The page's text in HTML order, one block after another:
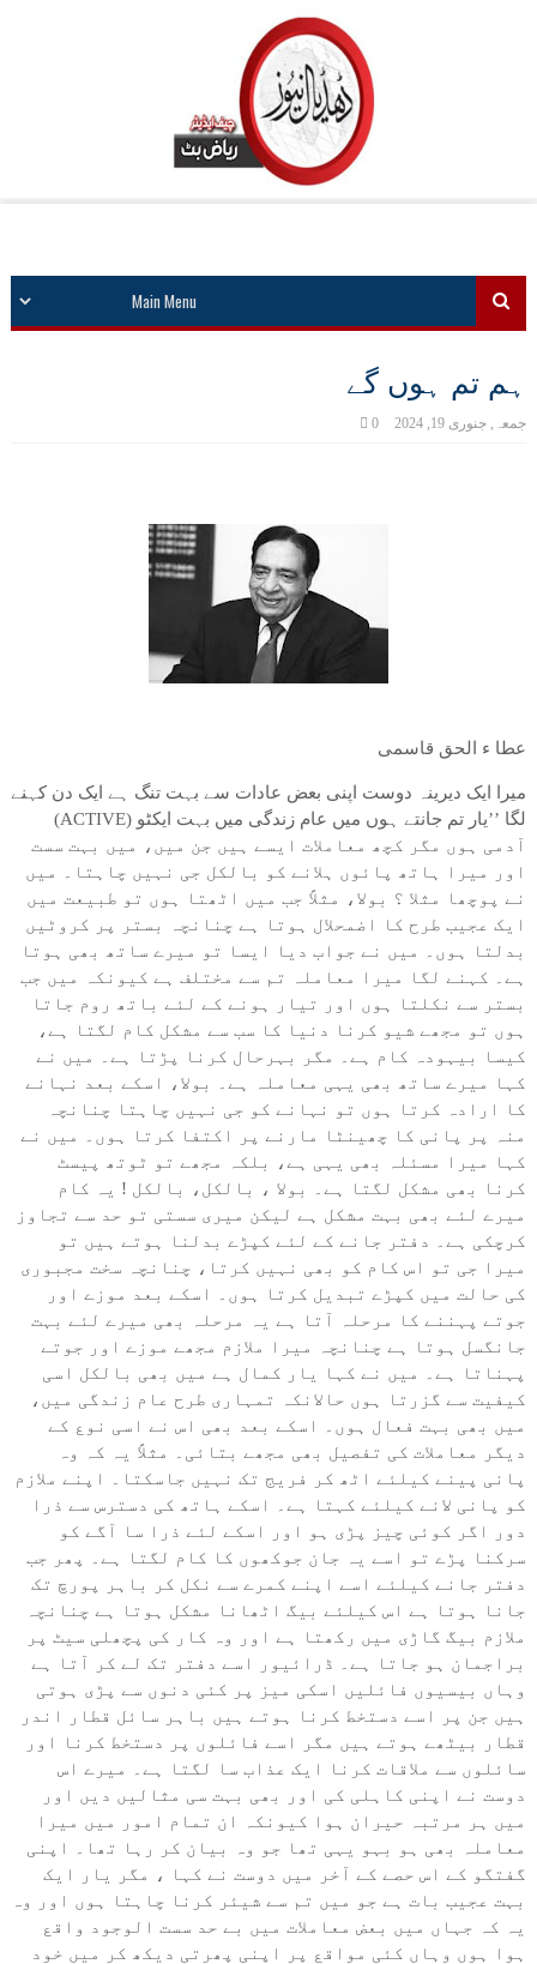
ہم تم ہوں گے
جمعہ, جنوری 19, 2024 0
عطا ء الحق قاسمی
میرا ایک دیرینہ دوست اپنی بعض عادات سے بہت تنگ ہے ایک دن کہنے
لگا ’’یار تم جانتے ہوں میں عام زندگی میں بہت ایکٹو (ACTIVE)
آدمی ہوں مگر کچھ معاملات ایسے ہیں جن میں، میں بہت سست
اور میرا ہاتھ پائوں ہلانے کو بالکل جی نہیں چاہتا۔ میں
نے پوچھا مثلا ؟ بولا، مثلاً جب میں اٹھتا ہوں تو طبیعت میں
ایک عجیب طرح کا اضمحلال ہوتا ہے چنانچہ بستر پر کروٹیں
بدلتا ہوں۔ میں نے جواب دیا ایسا تو میرے ساتھ بھی ہوتا
ہے۔ کہنے لگا میرا معاملہ تم سے مختلف ہے کیونکہ میں جب
بستر سے نکلتا ہوں اور تیار ہونے کے لئے باتھ روم جاتا
ہوں تو مجھے شیو کرنا دنیا کا سب سے مشکل کام لگتا ہے،
کیسا بیہودہ کام ہے۔ مگر بہرحال کرنا پڑتا ہے۔ میں نے
کہا میرے ساتھ بھی یہی معاملہ ہے۔ بولا، اسکے بعد نہانے
کا ارادہ کرتا ہوں تو نہانے کو جی نہیں چاہتا چنانچہ
منہ پر پانی کا چھینٹا مارنے پر اکتفا کرتا ہوں۔ میں نے
کہا میرا مسئلہ بھی یہی ہے، بلکہ مجھے تو ٹوتھ پیسٹ
کرنا بھی مشکل لگتا ہے۔ بولا ، بالکل، بالکل ! یہ کام
میرے لئے بھی بہت مشکل ہے لیکن میری سستی تو حد سے تجاوز
کرچکی ہے۔ دفتر جانے کے لئے کپڑے بدلنا ہوتے ہیں تو
میرا جی تو اس کام کو بھی نہیں کرتا، چنانچہ سخت مجبوری
کی حالت میں کپڑے تبدیل کرتا ہوں۔ اسکے بعد موزے اور
جوتے پہننے کا مرحلہ آتا ہے یہ مرحلہ بھی میرے لئے بہت
جانگسل ہوتا ہے چنانچہ میرا ملازم مجھے موزے اور جوتے
پہناتا ہے۔ میں نے کہا یار کمال ہے میں بھی بالکل اسی
کیفیت سے گزرتا ہوں حالانکہ تمہاری طرح عام زندگی میں،
میں بھی بہت فعال ہوں۔ اسکے بعد بھی اس نے اسی نوع کے
دیگر معاملات کی تفصیل بھی مجھے بتائی۔ مثلاً یہ کہ وہ
پانی پینے کیلئے اٹھ کر فریج تک نہیں جاسکتا۔ اپنے ملازم
کو پانی لانے کیلئے کہتا ہے۔ اسکے ہاتھ کی دسترس سے ذرا
دور اگر کوئی چیز پڑی ہو اور اسکے لئے ذرا سا آگے کو
سرکنا پڑے تو اسے یہ جان جوکھوں کا کام لگتا ہے۔ پھر جب
دفتر جانے کیلئے اسے اپنے کمرے سے نکل کر باہر پورچ تک
جانا ہوتا ہے اس کیلئے بیگ اٹھانا مشکل ہوتا ہے چنانچہ
ملازم بیگ گاڑی میں رکھتا ہے اور وہ کار کی پچھلی سیٹ پر
براجمان ہو جاتا ہے۔ ڈرائیور اسے دفتر تک لے کر آتا ہے
وہاں بیسیوں فائلیں اسکی میز پر کئی دنوں سے پڑی ہوتی
ہیں جن پر اسے دستخط کرنا ہوتے ہیں باہر سائل قطار اندر
قطار بیٹھے ہوتے ہیں مگر اسے فائلوں پر دستخط کرنا اور
سائلوں سے ملاقات کرنا ایک عذاب سا لگتا ہے۔ میرے اس
دوست نے اپنی کاہلی کی اور بھی بہت سی مثالیں دیں اور
میں ہر مرتبہ حیران ہوا کیونکہ ان تمام امور میں میرا
معاملہ بھی ہو بہو یہی تھا جو وہ بیان کر رہا تھا۔ اپنی
گفتگو کے اس حصے کے آخر میں دوست نے کہا ، مگر یار ایک
بہت عجیب بات ہے جو میں تم سے شیئر کرنا چاہتا ہوں اور وہ
یہ کہ جہاں میں بعض معاملات میں بے حد سست الوجود واقع
ہوا ہوں وہاں کئی مواقع پر اپنی پھرتی دیکھ کر میں خود